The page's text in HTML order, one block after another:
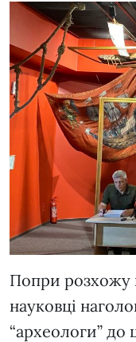
Попри розхожу
науковці
“археологи” до